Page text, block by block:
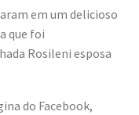
em um delicioso
que foi
Rosileni esposa
do Facebook,